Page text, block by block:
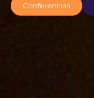
Conferencias